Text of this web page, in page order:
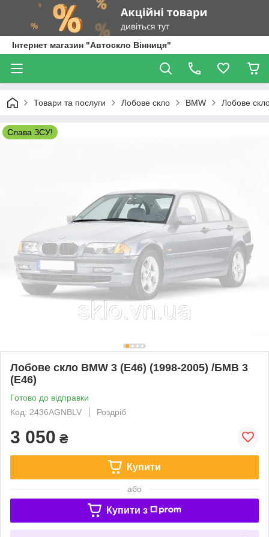
Інтернет магазин "Автоскло Вінниця"
Товари та послуги Лобове скло BMW Лобове
Слава ЗСУ!
Лобове скло BMW 3 (E46) (1998-2005) /БМВ 3
(Е46)
Готово до відправки
Код: 2436AGNBLV
Роздріб
3 050 ₴
Купити
або
Купити з